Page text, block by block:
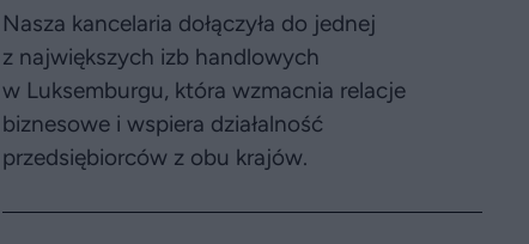
Nasza kancelaria dołączyła do jednej
z największych izb handlowych
w Luksemburgu, która wzmacnia relacje
biznesowe i wspiera działalność
przedsiębiorców z obu krajów.